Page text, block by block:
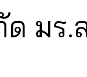
ด ม